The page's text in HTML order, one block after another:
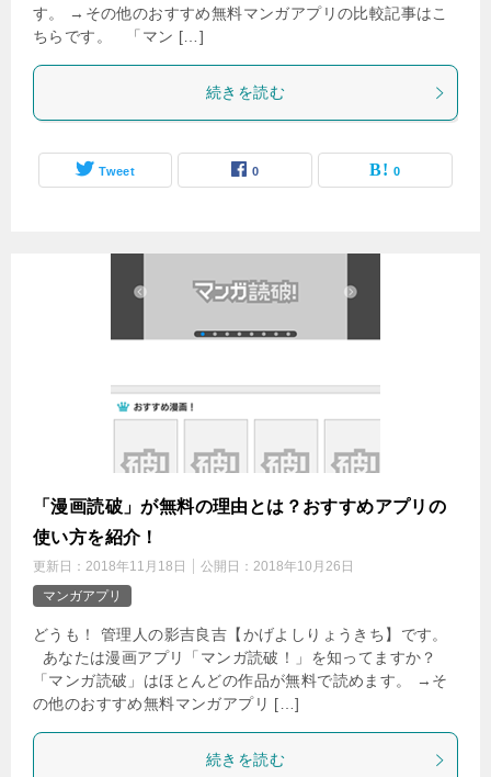
す。 →その他のおすすめ無料マンガアプリの比較記事はこ
ちらです。 「マン […]
続きを読む
Tweet 0 0
「漫画読破」が無料の理由とは？おすすめアプリの
使い方を紹介！
更新日： 2018年11月18日 公開日： 2018年10月26日
マンガアプリ
どうも！ 管理人の影吉良吉【かげよしりょうきち】です。
あなたは漫画アプリ「マンガ読破！」を知ってますか？
「マンガ読破」はほとんどの作品が無料で読めます。 →そ
の他のおすすめ無料マンガアプリ […]
続きを読む